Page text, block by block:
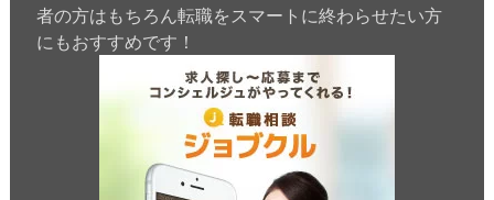
者の方はもちろん転職をスマートに終わらせたい方
にもおすすめです！